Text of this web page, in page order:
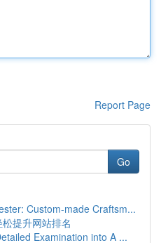
Report Page
Go
Custom-made Craftsm...
提升网站排名
Examination into A ...